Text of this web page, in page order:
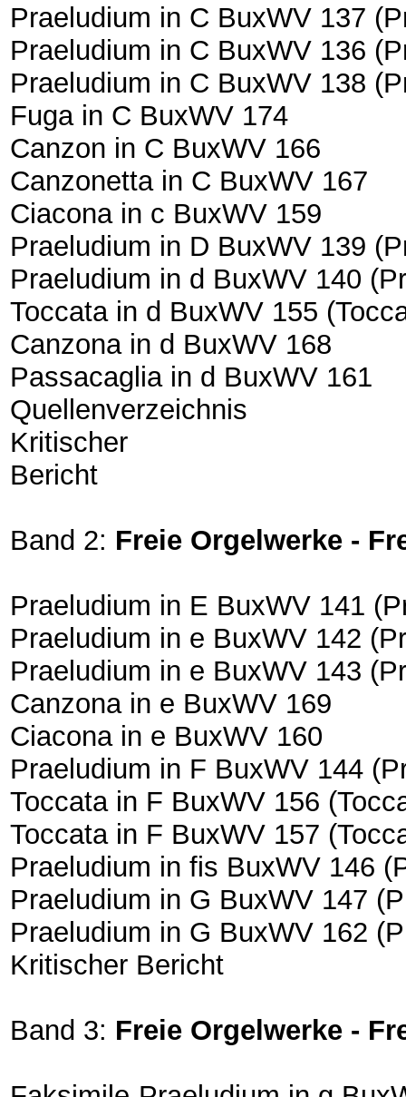
Praeludium in C BuxWV 137
Praeludium in C BuxWV 136
Praeludium in C BuxWV 138
Fuga in C BuxWV 174
Canzon in C BuxWV 166
Canzonetta in C BuxWV 167
Ciacona in c BuxWV 159
Praeludium in D BuxWV 139
Praeludium in d BuxWV 140
Toccata in d BuxWV 155
Canzona in d BuxWV 168
Passacaglia in d BuxWV 161
Quellenverzeichnis
Kritischer
Bericht
Band 2: Freie Orgelwerke -
Praeludium in E BuxWV 141
Praeludium in e BuxWV 142
Praeludium in e BuxWV 143
Canzona in e BuxWV 169
Ciacona in e BuxWV 160
Praeludium in F BuxWV 144
Toccata in F BuxWV 156
Toccata in F BuxWV 157
Praeludium in fis BuxWV 146
Praeludium in G BuxWV 147
Praeludium in G BuxWV 162
Kritischer Bericht
Band 3: Freie Orgelwerke -